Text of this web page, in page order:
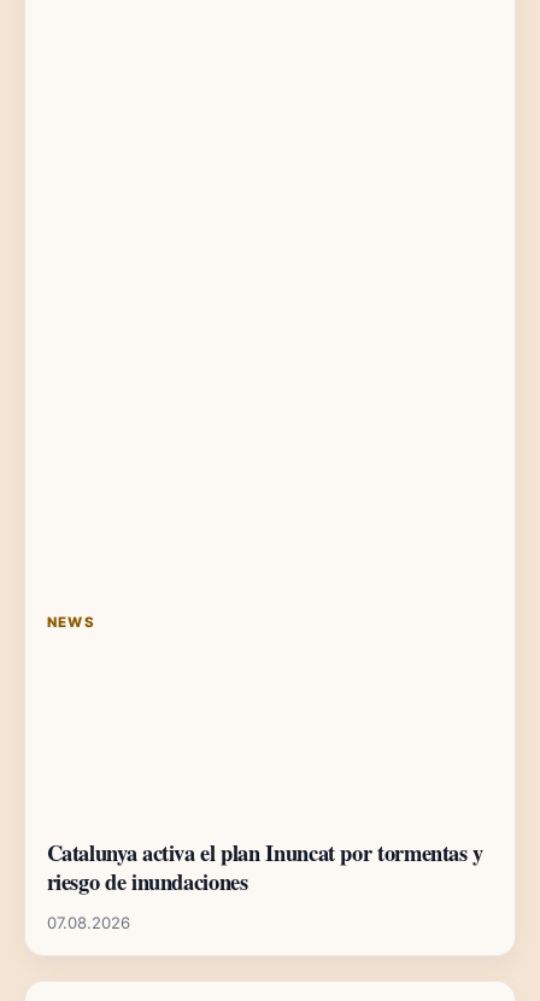
NEWS
Catalunya activa el plan Inuncat por tormentas y
riesgo de inundaciones
07.08.2026